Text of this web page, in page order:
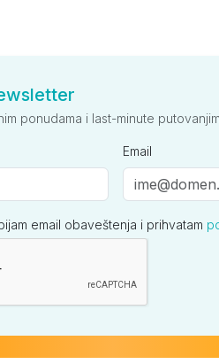
ponudama i last-minute
Email
email obaveštenja i prihvatam